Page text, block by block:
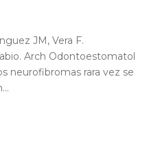
JM, Vera F.
Arch Odontoestomatol
neurofibromas rara vez se